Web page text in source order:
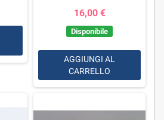
16,00 €
Disponibile
AGGIUNGI AL
CARRELLO